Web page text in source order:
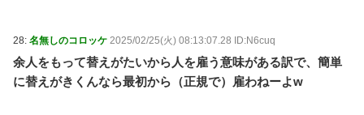
28: 名無しのコロッケ 2025/02/25(火) 08:13:07.28 ID:N6cuq
余人をもって替えがたいから人を雇う意味がある訳で、簡単
に替えがきくんなら最初から（正規で）雇わねーよw